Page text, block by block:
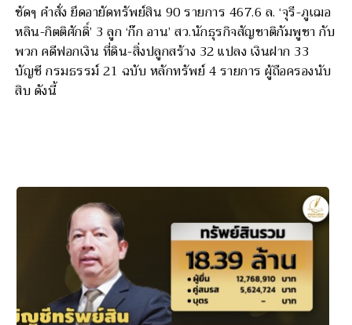
ชัดๆ คำสั่ง ยึดอายัดทรัพย์สิน 90 รายการ 467.6 ล. ‘จุรี-ภูเฌอ
หลิน-กิตติศักดิ์’ 3 ลูก ‘ก๊ก อาน’ สว.นักธุรกิจสัญชาติกัมพูชา กับ
พวก คดีฟอกเงิน ที่ดิน-สิ่งปลูกสร้าง 32 แปลง เงินฝาก 33
บัญชี กรมธรรม์ 21 ฉบับ หลักทรัพย์ 4 รายการ ผู้ถือครองนับ
สิบ ดังนี้